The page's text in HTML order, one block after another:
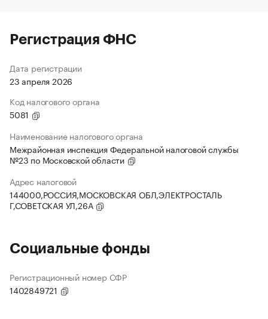
Регистрация ФНС
Дата регистрации
23 апреля 2026
Код налогового органа
5081
Наименование налогового органа
Межрайонная инспекция Федеральной налоговой службы
№23 по Московской области
Адрес налоговой
144000,РОССИЯ,МОСКОВСКАЯ ОБЛ,ЭЛЕКТРОСТАЛЬ
Г,СОВЕТСКАЯ УЛ,26А
Социальные фонды
Регистрационный номер СФР
1402849721